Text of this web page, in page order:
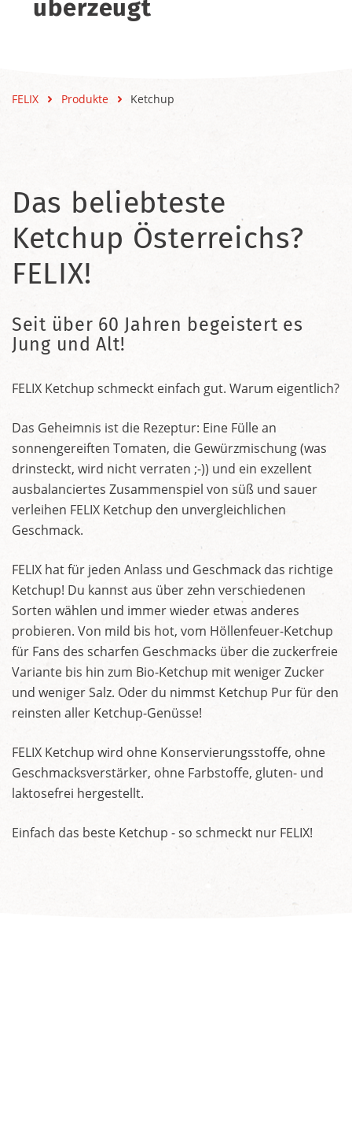
überzeugt
FELIX Produkte Ketchup
Das beliebteste
Ketchup Österreichs?
FELIX!
Seit über 60 Jahren begeistert es
Jung und Alt!
FELIX Ketchup schmeckt einfach gut. Warum eigentlich?
Das Geheimnis ist die Rezeptur: Eine Fülle an
sonnengereiften Tomaten, die Gewürzmischung (was
drinsteckt, wird nicht verraten ;-)) und ein exzellent
ausbalanciertes Zusammenspiel von süß und sauer
verleihen FELIX Ketchup den unvergleichlichen
Geschmack.
FELIX hat für jeden Anlass und Geschmack das richtige
Ketchup! Du kannst aus über zehn verschiedenen
Sorten wählen und immer wieder etwas anderes
probieren. Von mild bis hot, vom Höllenfeuer-Ketchup
für Fans des scharfen Geschmacks über die zuckerfreie
Variante bis hin zum Bio-Ketchup mit weniger Zucker
und weniger Salz. Oder du nimmst Ketchup Pur für den
reinsten aller Ketchup-Genüsse!
FELIX Ketchup wird ohne Konservierungsstoffe, ohne
Geschmacksverstärker, ohne Farbstoffe, gluten- und
laktosefrei hergestellt.
Einfach das beste Ketchup - so schmeckt nur FELIX!